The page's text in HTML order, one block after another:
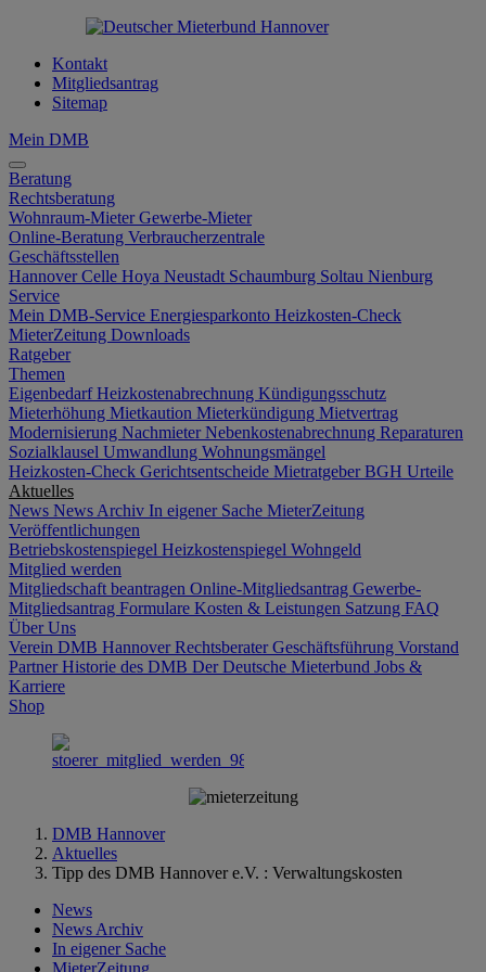
Kontakt
Mitgliedsantrag
Sitemap
Mein DMB
Beratung
Rechtsberatung
Wohnraum-MieterGewerbe-Mieter
Online-Beratung Verbraucherzentrale
Geschäftsstellen
HannoverCelle Hoya Neustadt Schaumburg Soltau Nienburg
Service
Mein DMB-Service Energiesparkonto Heizkosten-Check
MieterZeitung Downloads
Ratgeber
Themen
EigenbedarfHeizkostenabrechnung Kündigungsschutz
Mieterhöhung Mietkaution Mieterkündigung Mietvertrag
Modernisierung NachmieterNebenkostenabrechnung Reparaturen
Sozialklausel Umwandlung Wohnungsmängel
Heizkosten-Check Gerichtsentscheide MietratgeberBGH Urteile
Aktuelles
News News Archiv In eigener Sache MieterZeitung
Veröffentlichungen
Betriebskostenspiegel Heizkostenspiegel Wohngeld
Mitglied werden
Mitgliedschaft beantragen Online-Mitgliedsantrag Gewerbe-
Mitgliedsantrag Formulare Kosten & Leistungen Satzung FAQ
Über Uns
Verein DMB HannoverRechtsberaterGeschäftsführung Vorstand
PartnerHistorie des DMB Der Deutsche Mieterbund Jobs &
Karriere
Shop
DMB Hannover
Aktuelles
Tipp des DMB Hannover e.V. : Verwaltungskosten
News
News Archiv
In eigener Sache
MieterZeitung